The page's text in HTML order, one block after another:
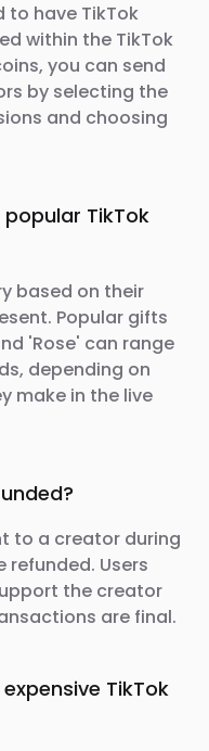
to have TikTok
within the TikTok
you can send
by selecting the
and choosing
TikTok
based on their
Popular gifts
'Rose' can range
depending on
make in the live
to a creator during
refunded. Users
the creator
are final.
TikTok